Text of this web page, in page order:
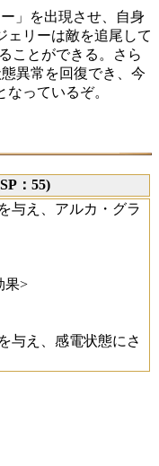
」を出現させ、自身
ェリーは敵を追尾して
ことができる。さら
異常を回復でき、今
っているぞ。
：55)
与え、アルカ・グラ
果>
与え、感電状態にさ